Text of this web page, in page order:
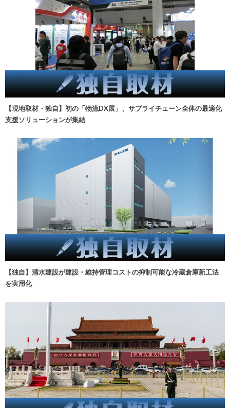
【現地取材・独自】初の「物流DX展」、サプライチェーン全体の最適化
支援ソリューションが集結
【独自】清水建設が建設・維持管理コストの抑制可能な冷蔵倉庫新工法
を実用化